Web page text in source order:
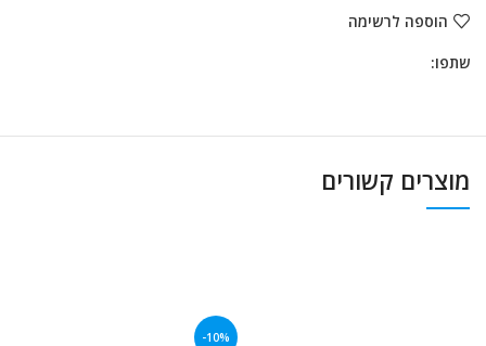
הוספה לרשימה
שתפו:
מוצרים קשורים
-10%